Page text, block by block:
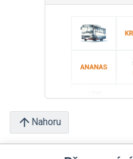
Nahoru